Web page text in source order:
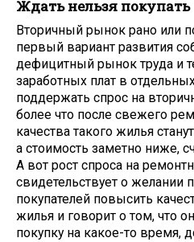
Ждать нельзя покупать
Вторичный рынок рано или
первый вариант развития
дефицитный рынок труда и
заработных плат в
поддержать спрос на
более что после свежего
качества такого жилья
а стоимость заметно ниже,
А вот рост спроса на
свидетельствует о желании
покупателей повысить
жилья и говорит о том, что
покупку на какое-то время,